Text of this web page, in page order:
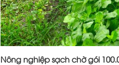
Nông nghiệp sạch chờ gói